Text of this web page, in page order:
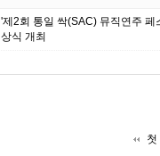
'제2회 통일 싹(SAC) 뮤직연주 페
상식 개최
첫